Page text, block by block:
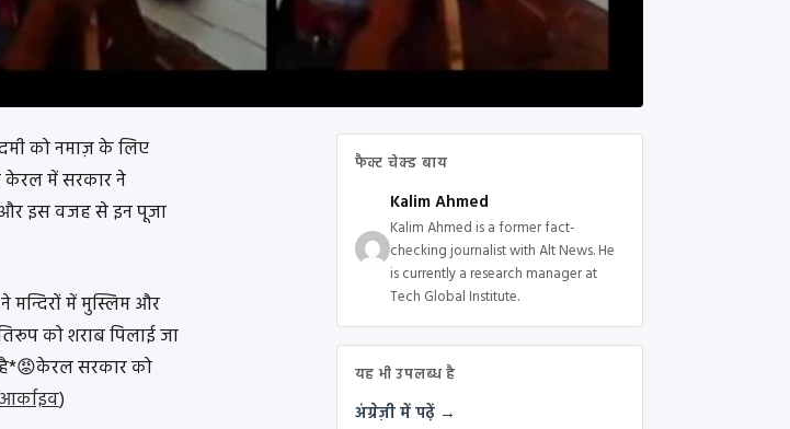
को नमाज़ के लिए
केरल में सरकार ने
और इस वजह से इन पूजा
मन्दिरों में मुस्लिम और
को शराब पिलाई जा
है*😡केरल सरकार को
)
फैक्ट चेक्ड बाय
Kalim Ahmed
Kalim Ahmed is a former fact-
checking journalist with Alt News. He
is currently a research manager at
Tech Global Institute.
यह भी उपलब्ध है
अंग्रेज़ी में पढ़ें →